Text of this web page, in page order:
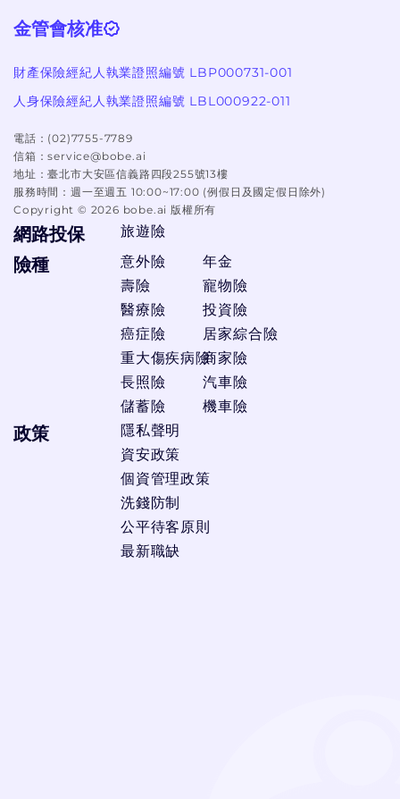
金管會核准
財產保險經紀人執業證照編號 LBP000731-001
人身保險經紀人執業證照編號 LBL000922-011
電話： (02)7755-7789
信箱：service@bobe.ai
地址：臺北市大安區信義路四段255號13樓
服務時間： 週一至週五 10:00~17:00 (例假日及國定假日除外)
Copyright © 2026 bobe.ai 版權所有
網路投保 旅遊險
險種
意外險
壽險
醫療險
癌症險
重大傷疾病險
長照險
儲蓄險
年金
寵物險
投資險
居家綜合險
商家險
汽車險
機車險
政策
隱私聲明
資安政策
個資管理政策
洗錢防制
公平待客原則
最新職缺